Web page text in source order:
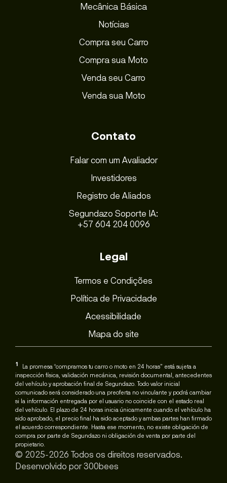
Mecânica Básica
Notícias
Compra seu Carro
Compra sua Moto
Venda seu Carro
Venda sua Moto
Contato
Falar com um Avaliador
Investidores
Registro de Aliados
Segundazo Soporte IA:
+57 604 204 0096
Legal
Termos e Condições
Política de Privacidade
Acessibilidade
Mapa do site
1
La promesa “compramos tu carro o moto en 24 horas” está sujeta a
inspección física, validación mecánica, revisión documental, antecedentes
del vehículo y aprobación final de Segundazo. Todo valor inicial
comunicado será considerado una preoferta no vinculante y podrá cambiar
si la información entregada por el usuario no coincide con el estado real
del vehículo. El plazo de 24 horas inicia únicamente cuando el vehículo ha
sido aprobado, el precio final ha sido aceptado y ambas partes han firmado
el acuerdo correspondiente. Hasta ese momento, no existe obligación de
compra por parte de Segundazo ni obligación de venta por parte del
propietario.
© 2025-2026 Todos os direitos reservados.
Desenvolvido por300bees